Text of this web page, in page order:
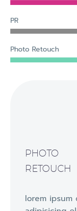
PR
Photo Retouch
PHOTO
RETOUCH
lorem ipsum